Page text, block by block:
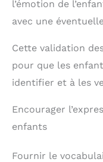
l’émotion de
avec une
Cette validation
pour que les
identifier et à les
Encourager
enfants
Fournir le